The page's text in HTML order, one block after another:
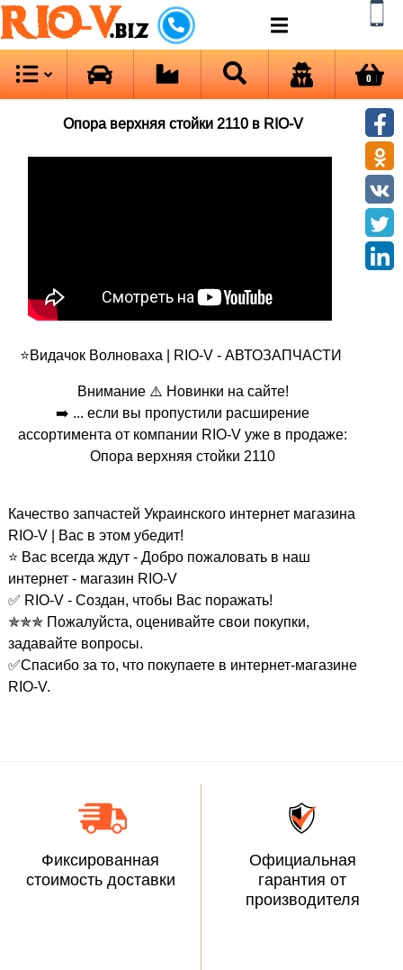
RIO-V.biz
0
Опора верхняя стойки 2110 в RIO-V
⭐Видачок Волноваха | RIO-V - АВТОЗАПЧАСТИ
Внимание ⚠️ Новинки на сайте!
➡️ ... если вы пропустили расширение
ассортимента от компании RIO-V уже в продаже:
Опора верхняя стойки 2110
Качество запчастей Украинского интернет магазина
RIO-V | Вас в этом убедит!
⭐ Вас всегда ждут - Добро пожаловать в наш
интернет - магазин RIO-V
✅ RIO-V - Создан, чтобы Вас поражать!
✯✯✯ Пожалуйста, оценивайте свои покупки,
задавайте вопросы.
✅Спасибо за то, что покупаете в интернет-магазине
RIO-V.
Фиксированная
стоимость доставки
Официальная
гарантия от
производителя